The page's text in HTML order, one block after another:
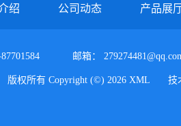
绍 公司动态 产品展
邮箱：
版权所有 Copyright (©) 2026 XML 技